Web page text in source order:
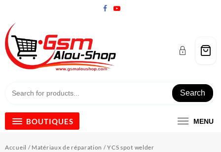
content
Search
BOUTIQUES MENU
Accueil / Matériaux de réparation / YCS spot welder